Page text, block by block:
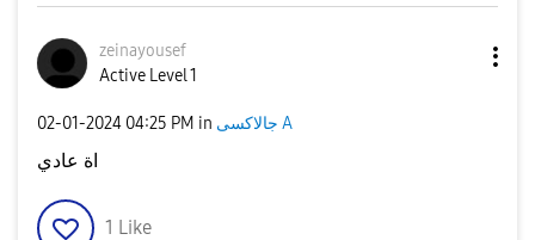
zeinayousef
Active Level 1
‎02-01-2024 04:25 PM in جالاكسى A
اة عادي
1 Like